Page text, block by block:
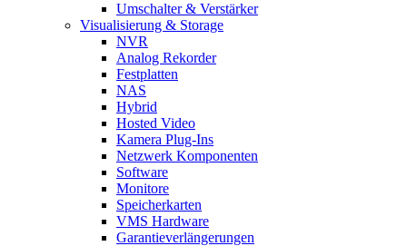
Umschalter & Verstärker
Visualisierung & Storage
NVR
Analog Rekorder
Festplatten
NAS
Hybrid
Hosted Video
Kamera Plug-Ins
Netzwerk Komponenten
Software
Monitore
Speicherkarten
VMS Hardware
Garantieverlängerungen